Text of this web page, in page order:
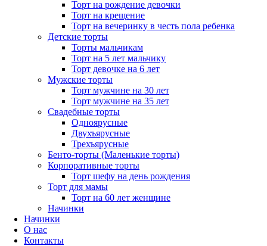
Торт на рождение девочки
Торт на крещение
Торт на вечеринку в честь пола ребенка
Детские торты
Торты мальчикам
Торт на 5 лет мальчику
Торт девочке на 6 лет
Мужские торты
Торт мужчине на 30 лет
Торт мужчине на 35 лет
Свадебные торты
Одноярусные
Двухъярусные
Трехъярусные
Бенто-торты (Маленькие торты)
Корпоративные торты
Торт шефу на день рождения
Торт для мамы
Торт на 60 лет женщине
Начинки
Начинки
О нас
Контакты